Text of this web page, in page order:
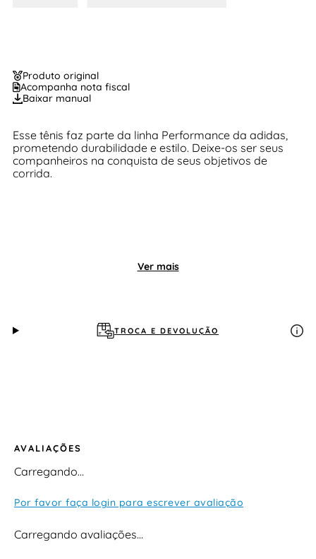
Produto original
Acompanha nota fiscal
Baixar manual
Esse tênis faz parte da linha Performance da adidas,
prometendo durabilidade e estilo. Deixe-os ser seus
companheiros na conquista de seus objetivos de
corrida.
Ver mais
TROCA E DEVOLUÇÃO
AVALIAÇÕES
Carregando…
Por favor faça login para escrever avaliação
Carregando avaliações…